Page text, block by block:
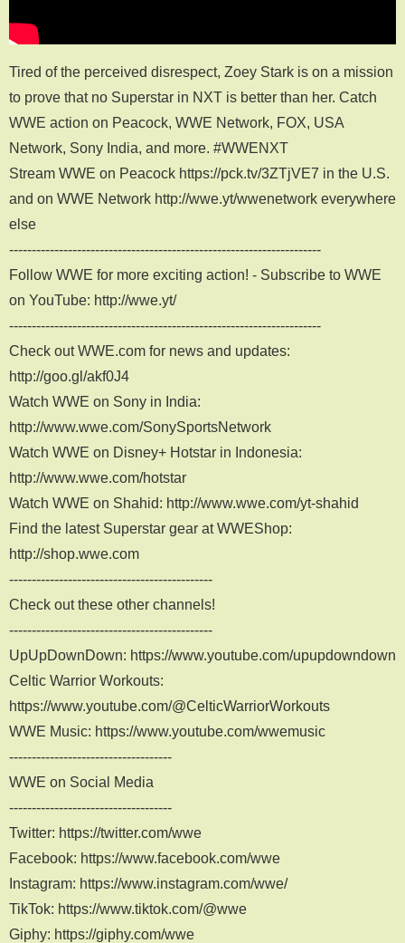
Tired of the perceived disrespect, Zoey Stark is on a mission
to prove that no Superstar in NXT is better than her. Catch
WWE action on Peacock, WWE Network, FOX, USA
Network, Sony India, and more. #WWENXT
Stream WWE on Peacock https://pck.tv/3ZTjVE7 in the U.S.
and on WWE Network http://wwe.yt/wwenetwork everywhere
else
---------------------------------------------------------------------
Follow WWE for more exciting action! - Subscribe to WWE
on YouTube: http://wwe.yt/
---------------------------------------------------------------------
Check out WWE.com for news and updates:
http://goo.gl/akf0J4
Watch WWE on Sony in India:
http://www.wwe.com/SonySportsNetwork
Watch WWE on Disney+ Hotstar in Indonesia:
http://www.wwe.com/hotstar
Watch WWE on Shahid: http://www.wwe.com/yt-shahid
Find the latest Superstar gear at WWEShop:
http://shop.wwe.com
---------------------------------------------
Check out these other channels!
---------------------------------------------
UpUpDownDown: https://www.youtube.com/upupdowndown
Celtic Warrior Workouts:
https://www.youtube.com/@CelticWarriorWorkouts
WWE Music: https://www.youtube.com/wwemusic
------------------------------------
WWE on Social Media
------------------------------------
Twitter: https://twitter.com/wwe
Facebook: https://www.facebook.com/wwe
Instagram: https://www.instagram.com/wwe/
TikTok: https://www.tiktok.com/@wwe
Giphy: https://giphy.com/wwe